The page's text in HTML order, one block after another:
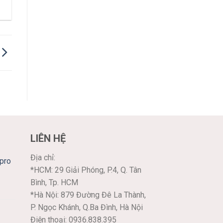
LIÊN HỆ
Địa chỉ:
*HCM: 29 Giải Phóng, P.4, Q. Tân
Bình, Tp. HCM
*Hà Nội: 879 Đường Đê La Thành,
P. Ngọc Khánh, Q.Ba Đình, Hà Nội
Điện thoại: 0936.838.395